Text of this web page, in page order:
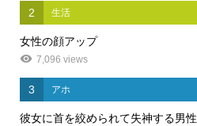
2 生活
女性の顔アップ
7,096 views
3 アホ
彼女に首を絞められて失神する男性